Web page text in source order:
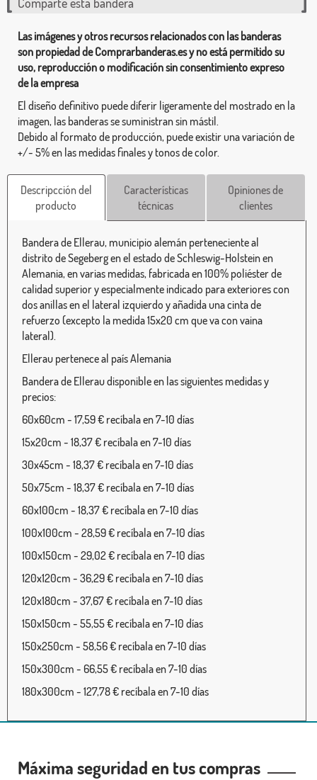
Las imágenes y otros recursos relacionados con las banderas
son propiedad de Comprarbanderas.es y no está permitido su
uso, reproducción o modificación sin consentimiento expreso
de la empresa
El diseño definitivo puede diferir ligeramente del mostrado en la
imagen, las banderas se suministran sin mástil.
Debido al formato de producción, puede existir una variación de
+/- 5% en las medidas finales y tonos de color.
Descripcción del
producto
Características
técnicas
Opiniones de
clientes
Bandera de Ellerau, municipio alemán perteneciente al
distrito de Segeberg en el estado de Schleswig-Holstein en
Alemania, en varias medidas, fabricada en 100% poliéster de
calidad superior y especialmente indicado para exteriores con
dos anillas en el lateral izquierdo y añadida una cinta de
refuerzo (excepto la medida 15x20 cm que va con vaina
lateral).
Ellerau pertenece al país Alemania
Bandera de Ellerau disponible en las siguientes medidas y
precios:
60x60cm - 17,59 € recíbala en 7-10 días
15x20cm - 18,37 € recíbala en 7-10 días
30x45cm - 18,37 € recíbala en 7-10 días
50x75cm - 18,37 € recíbala en 7-10 días
60x100cm - 18,37 € recíbala en 7-10 días
100x100cm - 28,59 € recíbala en 7-10 días
100x150cm - 29,02 € recíbala en 7-10 días
120x120cm - 36,29 € recíbala en 7-10 días
120x180cm - 37,67 € recíbala en 7-10 días
150x150cm - 55,55 € recíbala en 7-10 días
150x250cm - 58,56 € recíbala en 7-10 días
150x300cm - 66,55 € recíbala en 7-10 días
180x300cm - 127,78 € recíbala en 7-10 días
Máxima seguridad en tus compras